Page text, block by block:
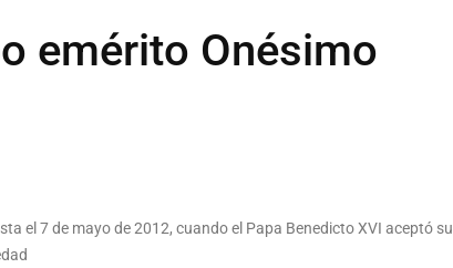
emérito Onésimo
el 7 de mayo de 2012, cuando el Papa Benedicto XVI aceptó su